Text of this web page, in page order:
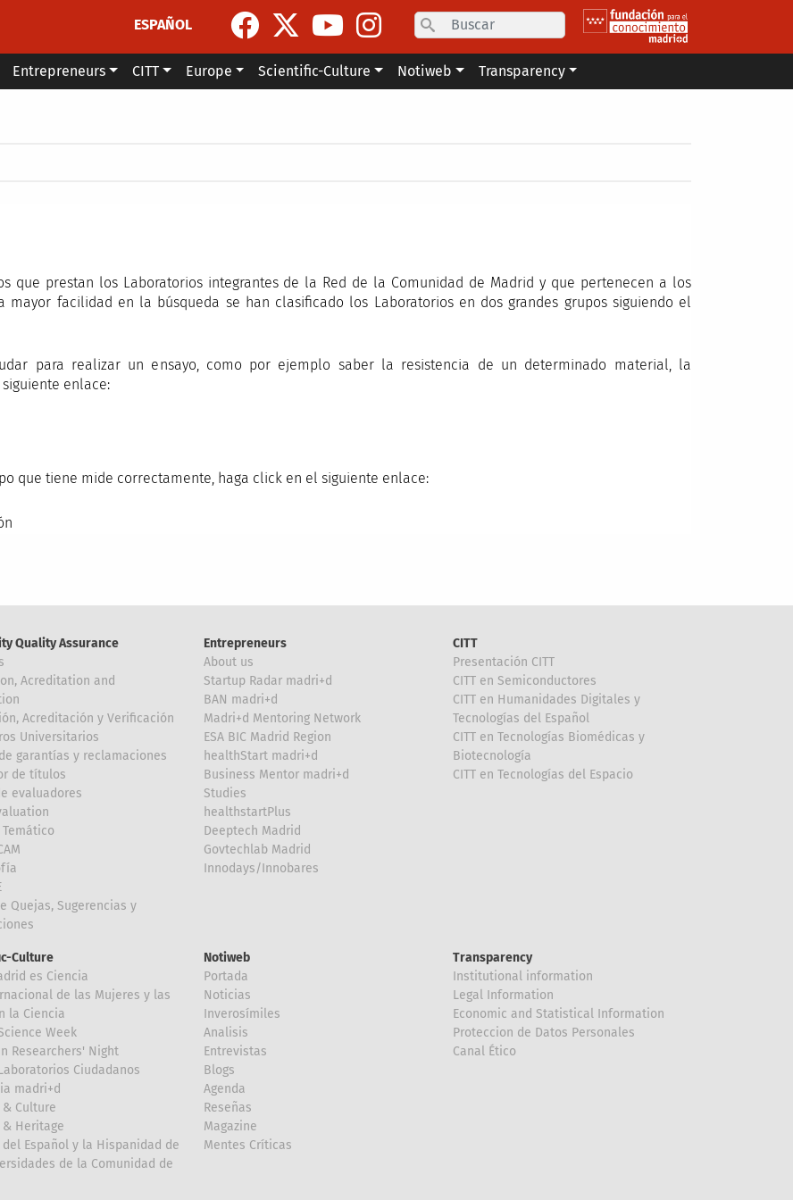
ESPAÑOL
Search
Entrepreneurs CITT Europe Scientific-Culture Notiweb Transparency
que prestan los Laboratorios integrantes de la Red de la Comunidad de Madrid y que pertenecen a los
mayor facilidad en la búsqueda se han clasificado los Laboratorios en dos grandes grupos siguiendo el
para realizar un ensayo, como por ejemplo saber la resistencia de un determinado material, la
enlace:
que tiene mide correctamente, haga click en el siguiente enlace:
Quality Assurance
Acreditation and
Acreditación y Verificación
Universitarios
garantías y reclamaciones
de títulos
evaluadores
Quejas, Sugerencias y
Entrepreneurs
About us
Startup Radar madri+d
BAN madri+d
Madri+d Mentoring Network
ESA BIC Madrid Region
healthStart madri+d
Business Mentor madri+d
Studies
healthstartPlus
Deeptech Madrid
Govtechlab Madrid
Innodays/Innobares
CITT
Presentación CITT
CITT en Semiconductores
CITT en Humanidades Digitales y
Tecnologías del Español
CITT en Tecnologías Biomédicas y
Biotecnología
CITT en Tecnologías del Espacio
Culture
es Ciencia
de las Mujeres y las
la Ciencia
Week
Researchers' Night
Ciudadanos
madri+d
Culture
Heritage
del Español y la Hispanidad de
de la Comunidad de
Notiweb
Portada
Noticias
Inverosímiles
Analisis
Entrevistas
Blogs
Agenda
Reseñas
Magazine
Mentes Críticas
Transparency
Institutional information
Legal Information
Economic and Statistical Information
Proteccion de Datos Personales
Canal Ético